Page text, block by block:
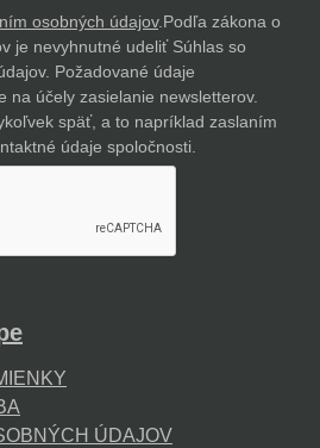
osobných údajov.Podľa zákona o
je nevyhnutné udeliť Súhlas so
Požadované údaje
na účely zasielanie newsletterov.
späť, a to napríklad zaslaním
údaje spoločnosti.
ÚDAJOV